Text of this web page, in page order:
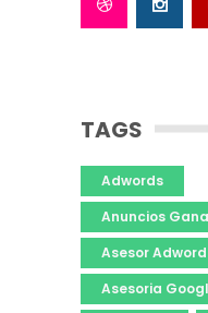
TAGS
Adwords
Anuncios
Asesor Adword
Asesoria